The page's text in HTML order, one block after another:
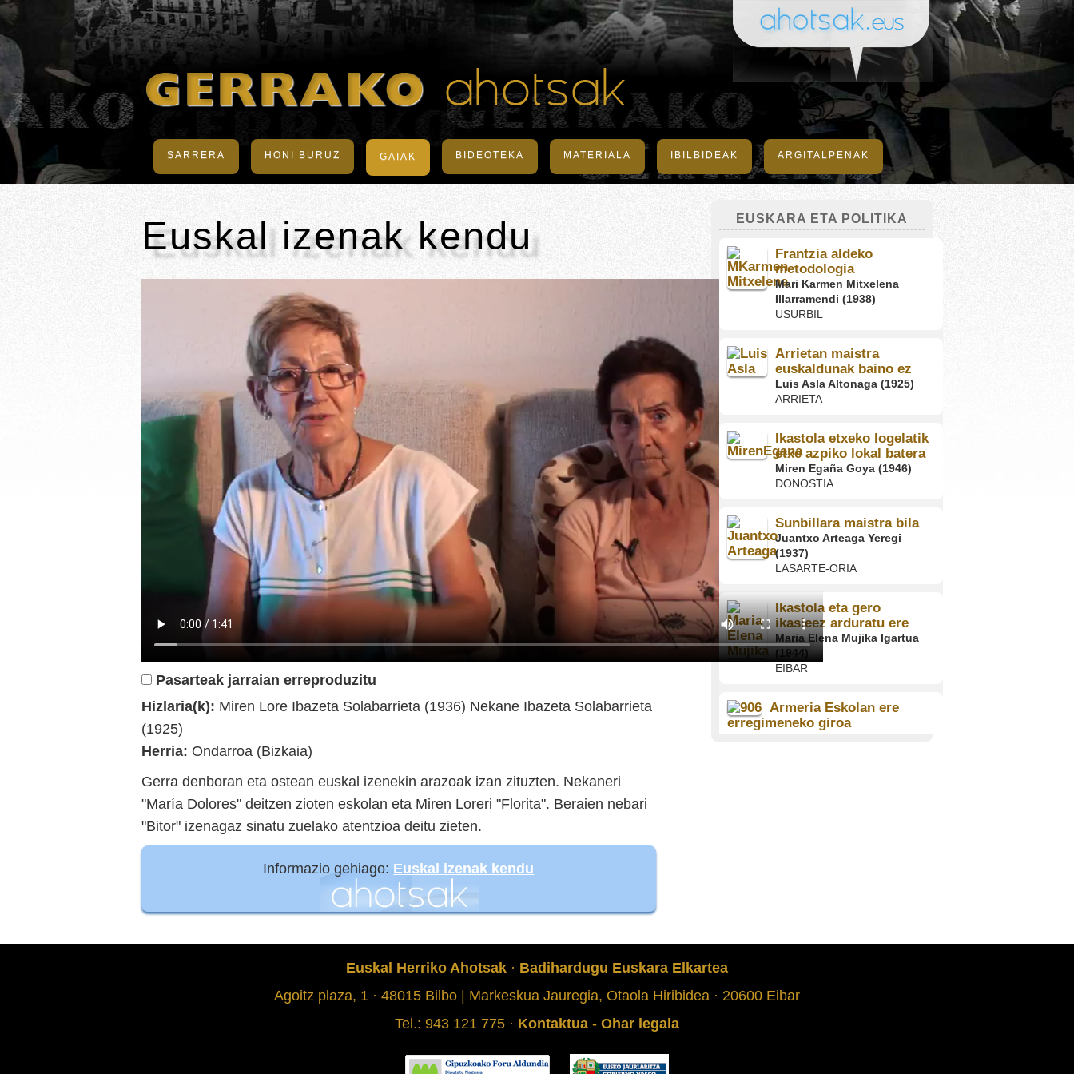
SARRERA HONI BURUZ GAIAK BIDEOTEKA MATERIALA IBILBIDEAK ARGITALPENAK
Euskal izenak kendu
Pasarteak jarraian erreproduzitu
Hizlaria(k): Miren Lore Ibazeta Solabarrieta (1936) Nekane Ibazeta Solabarrieta
(1925)
Herria: Ondarroa (Bizkaia)
Gerra denboran eta ostean euskal izenekin arazoak izan zituzten. Nekaneri
"María Dolores" deitzen zioten eskolan eta Miren Loreri "Florita". Beraien nebari
"Bitor" izenagaz sinatu zuelako atentzioa deitu zieten.
Informazio gehiago: Euskal izenak kendu
EUSKARA ETA POLITIKA
Frantzia aldeko
metodologia
Mari Karmen Mitxelena
Illarramendi (1938)
USURBIL
Arrietan maistra
euskaldunak baino ez
Luis Asla Altonaga (1925)
ARRIETA
Ikastola etxeko logelatik
etxe azpiko lokal batera
Miren Egaña Goya (1946)
DONOSTIA
Sunbillara maistra bila
Juantxo Arteaga Yeregi
(1937)
LASARTE-ORIA
Ikastola eta gero
ikasleez arduratu ere
Maria Elena Mujika Igartua
(1944)
EIBAR
Armeria Eskolan ere
erregimeneko giroa
emakomezkoak
Euskal Herriko Ahotsak · Badihardugu Euskara Elkartea
Agoitz plaza, 1 · 48015 Bilbo | Markeskua Jauregia, Otaola Hiribidea · 20600 Eibar
Tel.: 943 121 775 · Kontaktua - Ohar legala